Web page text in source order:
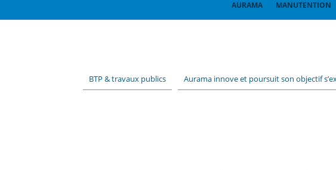
AURAMA MANUTENTION
BTP & travaux publics Aurama innove et poursuit son objectif